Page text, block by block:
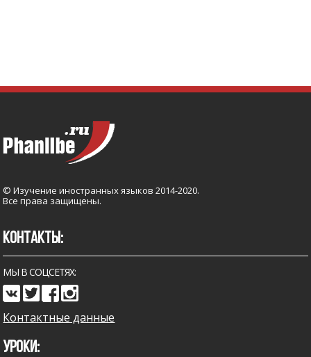
© Изучение иностранных языков 2014-2020.
Все права защищены.
УРОКИ:
КОНТАКТЫ:
МЫ В СОЦСЕТЯХ:
Контактные данные